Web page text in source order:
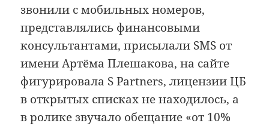
звонили с мобильных номеров,
представлялись финансовыми
консультантами, присылали SMS от
имени Артёма Плешакова, на сайте
фигурировала S Partners, лицензии ЦБ
в открытых списках не находилось, а
в ролике звучало обещание «от 10%